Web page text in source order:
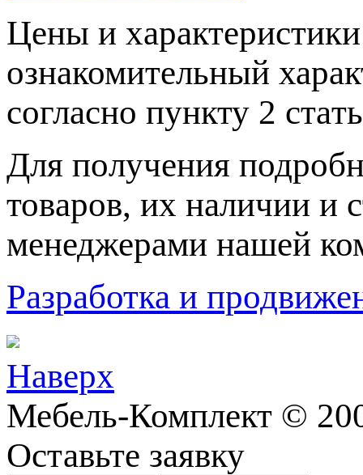
Цeны и
ознакомительный
согласно пункту 2
Для пoлучения
товaров, их нaличии и
менеджерами нашей
Разработка и
Наверх
Мебель-Комплект ©
Оставьте заявку